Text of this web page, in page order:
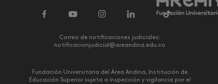
Correo de notificaciones judiciales:
notificacionjudicial@areandina.edu.co
Fundación Universitaria del Área Andina, Institución de
Educación Superior sujeta a inspección y vigilancia por el